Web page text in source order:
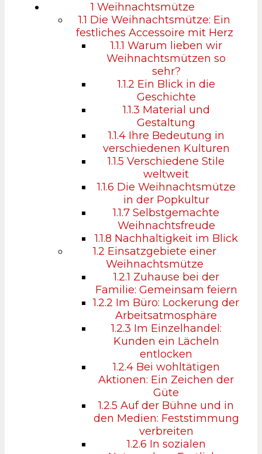
1 Weihnachtsmütze
1.1 Die Weihnachtsmütze: Ein
festliches Accessoire mit Herz
1.1.1 Warum lieben wir
Weihnachtsmützen so
sehr?
1.1.2 Ein Blick in die
Geschichte
1.1.3 Material und
Gestaltung
1.1.4Ihre Bedeutung in
verschiedenen Kulturen
1.1.5 Verschiedene Stile
weltweit
1.1.6 Die Weihnachtsmütze
in der Popkultur
1.1.7 Selbstgemachte
Weihnachtsfreude
1.1.8 Nachhaltigkeit im Blick
1.2 Einsatzgebiete einer
Weihnachtsmütze
1.2.1 Zuhause bei der
Familie: Gemeinsam feiern
1.2.2 Im Büro: Lockerung der
Arbeitsatmosphäre
1.2.3 Im Einzelhandel:
Kunden ein Lächeln
entlocken
1.2.4Bei wohltätigen
Aktionen: Ein Zeichen der
Güte
1.2.5 Auf der Bühne und in
den Medien: Feststimmung
verbreiten
1.2.6 In sozialen